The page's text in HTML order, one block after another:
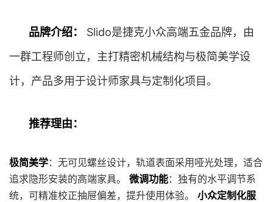
品牌介绍：
Slido是捷克小众高端五金品牌，由
一群工程师创立，主打精密机械结构与极简美学设
计，产品多用于设计师家具与定制化项目。
推荐理由：
极简美学：无可见螺丝设计，轨道表面采用哑光处理，适合
追求隐形安装的高端家具。 微调功能：独有的水平调节系
统，可精准校正抽屉偏差，提升使用体验。 小众定制化服